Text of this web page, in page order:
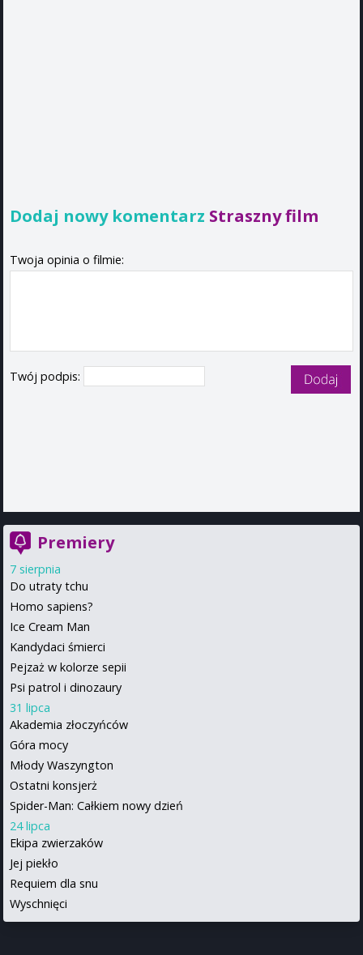
Dodaj nowy komentarz Straszny film
Twoja opinia o filmie:
Twój podpis:
Premiery
7 sierpnia
Do utraty tchu
Homo sapiens?
Ice Cream Man
Kandydaci śmierci
Pejzaż w kolorze sepii
Psi patrol i dinozaury
31 lipca
Akademia złoczyńców
Góra mocy
Młody Waszyngton
Ostatni konsjerż
Spider-Man: Całkiem nowy dzień
24 lipca
Ekipa zwierzaków
Jej piekło
Requiem dla snu
Wyschnięci